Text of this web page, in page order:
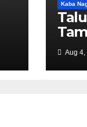
Kaba
Aug 4,